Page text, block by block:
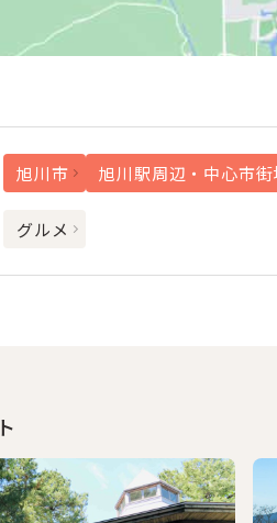
旭川市 旭川駅周辺・中心市街
グルメ